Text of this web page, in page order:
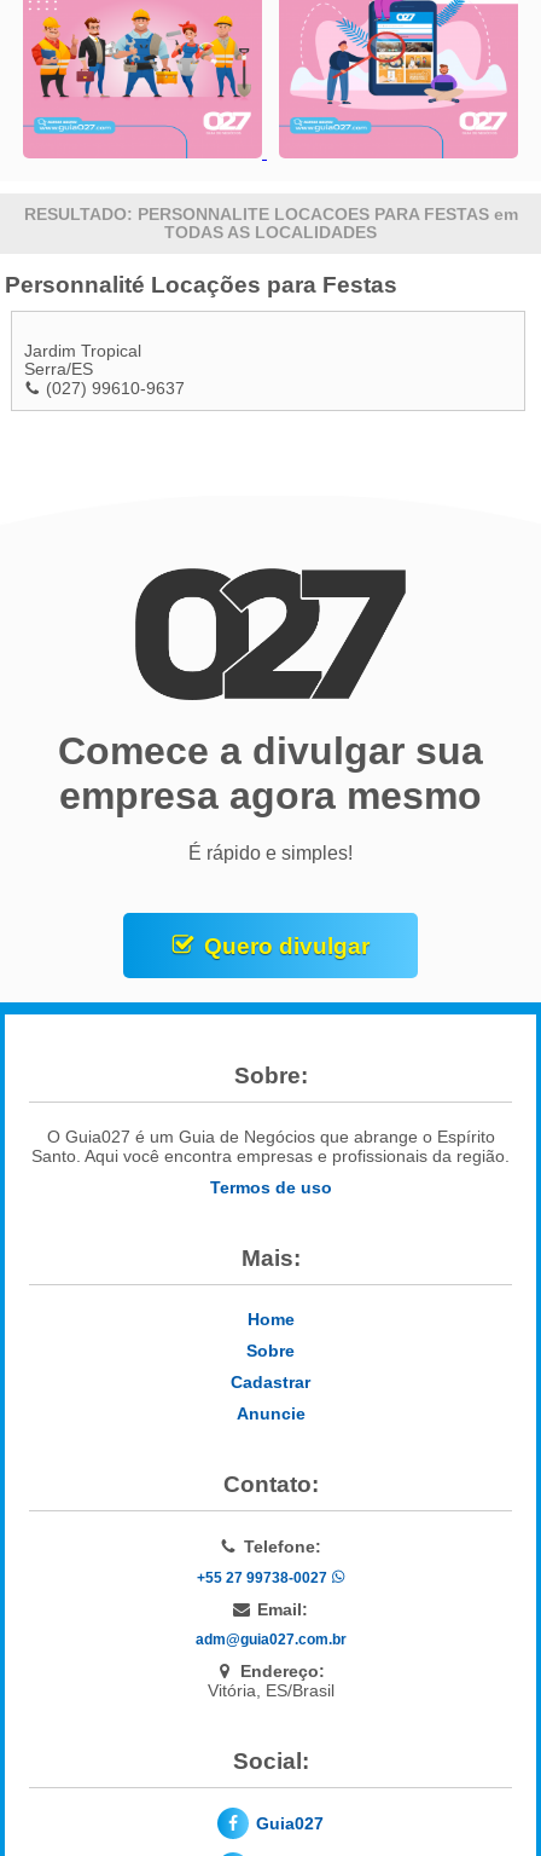
RESULTADO: PERSONNALITE LOCACOES PARA FESTAS em
TODAS AS LOCALIDADES
Personnalité Locações para Festas
Jardim Tropical
Serra/ES
(027) 99610-9637
Comece a divulgar sua
empresa agora mesmo
É rápido e simples!
Quero divulgar
Sobre:
O Guia027 é um Guia de Negócios que abrange o Espírito
Santo. Aqui você encontra empresas e profissionais da região.
Termos de uso
Mais:
Home
Sobre
Cadastrar
Anuncie
Contato:
Telefone:
+55 27 99738-0027
Email:
adm@guia027.com.br
Endereço:
Vitória, ES/Brasil
Social:
Guia027